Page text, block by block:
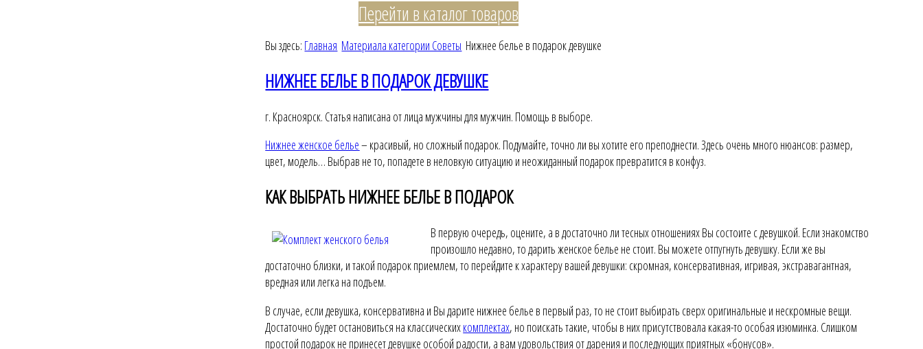
Перейти в каталог товаров
Вы здесь: Главная Материала категории Советы Нижнее белье в подарок девушке
НИЖНЕЕ БЕЛЬЕ В ПОДАРОК ДЕВУШКЕ
г. Красноярск. Статья написана от лица мужчины для мужчин. Помощь в выборе.
Нижнее женское белье– красивый, но сложный подарок. Подумайте, точно ли вы хотите его преподнести. Здесь очень много нюансов: размер,
цвет, модель… Выбрав не то, попадете в неловкую ситуацию и неожиданный подарок превратится в конфуз.
КАК ВЫБРАТЬ НИЖНЕЕ БЕЛЬЕ В ПОДАРОК
В первую очередь, оцените, а в достаточно ли тесных отношениях Вы состоите с девушкой. Если знакомство
произошло недавно, то дарить женское белье не стоит. Вы можете отпугнуть девушку. Если же вы
достаточно близки, и такой подарок приемлем, то перейдите к характеру вашей девушки: скромная, консервативная, игривая, экстравагантная,
вредная или легка на подъем.
В случае, если девушка, консервативна и Вы дарите нижнее белье в первый раз, то не стоит выбирать сверх оригинальные и нескромные вещи.
Достаточно будет остановиться на классическихкомплектах, но поискать такие, чтобы в них присутствовала какая-то особая изюминка. Слишком
простой подарок не принесет девушке особой радости, а вам удовольствия от дарения и последующих приятных «бонусов».